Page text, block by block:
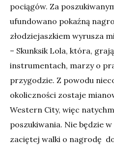
pociągów. Za
ufundowano pokaźną
złodziejaszkiem wyrusza
– Skunksik Lola, która,
instrumentach, marzy o
przygodzie. Z powodu
okoliczności zostaje
Western City, więc
poszukiwania. Nie będzie
zaciętej walki o nagrodę